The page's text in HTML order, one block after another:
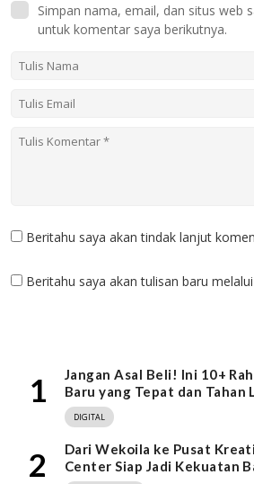
Simpan nama, email, dan situs web
untuk komentar saya berikutnya.
Beritahu saya akan tindak lanjut
Beritahu saya akan tulisan baru
1
Jangan Asal Beli! Ini 10+
Baru yang Tepat dan Tahan
DIGITAL
2
Dari Wekoila ke Pusat
Center Siap Jadi Kekuatan